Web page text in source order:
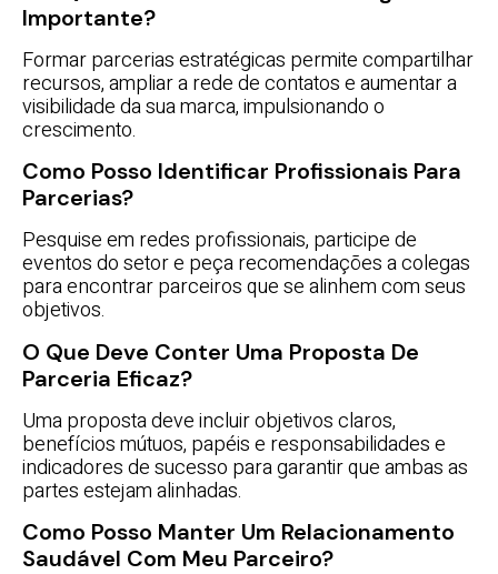
Importante?
Formar parcerias estratégicas permite compartilhar
recursos, ampliar a rede de contatos e aumentar a
visibilidade da sua marca, impulsionando o
crescimento.
Como Posso Identificar Profissionais Para
Parcerias?
Pesquise em redes profissionais, participe de
eventos do setor e peça recomendações a colegas
para encontrar parceiros que se alinhem com seus
objetivos.
O Que Deve Conter Uma Proposta De
Parceria Eficaz?
Uma proposta deve incluir objetivos claros,
benefícios mútuos, papéis e responsabilidades e
indicadores de sucesso para garantir que ambas as
partes estejam alinhadas.
Como Posso Manter Um Relacionamento
Saudável Com Meu Parceiro?